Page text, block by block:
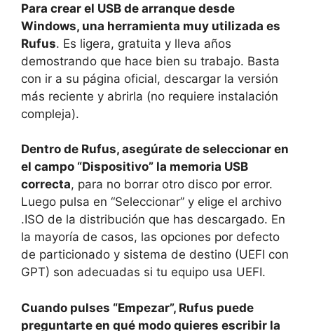
Para crear el USB de arranque desde
Windows, una herramienta muy utilizada es
Rufus. Es ligera, gratuita y lleva años
demostrando que hace bien su trabajo. Basta
con ir a su página oficial, descargar la versión
más reciente y abrirla (no requiere instalación
compleja).
Dentro de Rufus, asegúrate de seleccionar en
el campo “Dispositivo” la memoria USB
correcta, para no borrar otro disco por error.
Luego pulsa en “Seleccionar” y elige el archivo
.ISO de la distribución que has descargado. En
la mayoría de casos, las opciones por defecto
de particionado y sistema de destino (UEFI con
GPT) son adecuadas si tu equipo usa UEFI.
Cuando pulses “Empezar”, Rufus puede
preguntarte en qué modo quieres escribir la